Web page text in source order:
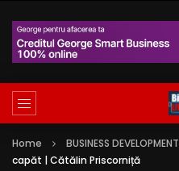
Home BUSINESS DEVELOPMENT
capăt | Cătălin Priscorniță